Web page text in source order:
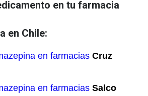
en tu farmacia
en Chile:
en farmaciasCruz
en farmaciasSalco